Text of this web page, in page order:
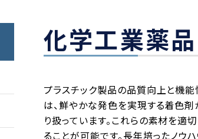
化学工業薬品
プラスチック製品の品質向上と機
は、鮮やかな発色を実現する着色
り扱っています。これらの素材を
ることが可能です。長年培ったノウ